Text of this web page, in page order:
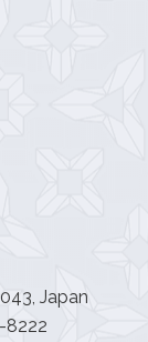
Japan
8222